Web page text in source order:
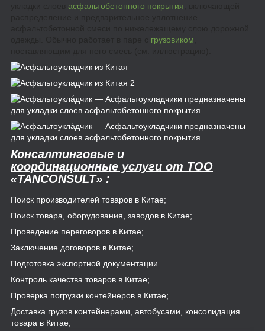
асфальтобетонного покрытия
грузовиком
Консалтинговые и
координационные услуги от TOO
«TANCONSULT» :
Поиск производителей товаров в Китае;
Поиск товара, оборудования, заводов в Китае;
Проведение переговоров в Китае;
Заключение договоров в Китае;
Подготовка экспортной документации
Контроль качества товаров в Китае;
Проверка погрузки контейнеров в Китае;
Доставка грузов контейнерами, автобусами, консолидация
товара в Китае;